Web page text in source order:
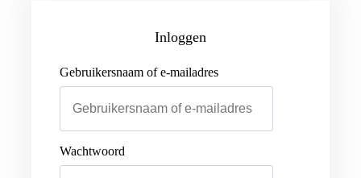
Gebruikersnaam of e-mailadres
Wachtwoord